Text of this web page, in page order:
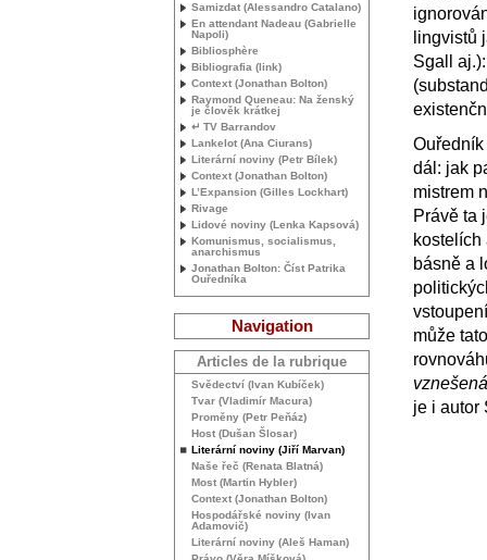
lingvistů
Sgall
dál: jak
mistrem
Právě ta
básně a
může
je i autor
Samizdat (Alessandro Catalano)
En attendant Nadeau (Gabrielle
Napoli)
Bibliosphère
Bibliografia (link)
Context (Jonathan Bolton)
Raymond Queneau: Na ženský
je člověk krátkej
↵ TV Barrandov
Lankelot (Ana Ciurans)
Literární noviny (Petr Bílek)
Context (Jonathan Bolton)
L’Expansion (Gilles Lockhart)
Rivage
Lidové noviny (Lenka Kapsová)
Komunismus, socialismus,
anarchismus
Jonathan Bolton: Číst Patrika
Ouředníka
Navigation
Articles de la rubrique
Svědectví (Ivan Kubíček)
Tvar (Vladimír Macura)
Proměny (Petr Peňáz)
Host (Dušan Šlosar)
Literární noviny (Jiří Marvan)
Naše řeč (Renata Blatná)
Most (Martin Hybler)
Context (Jonathan Bolton)
Hospodářské noviny (Ivan
Adamovič)
Literární noviny (Aleš Haman)